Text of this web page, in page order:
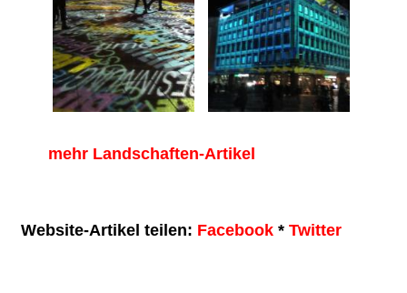
mehr Landschaften-Artikel
Website-Artikel teilen: Facebook* Twitter